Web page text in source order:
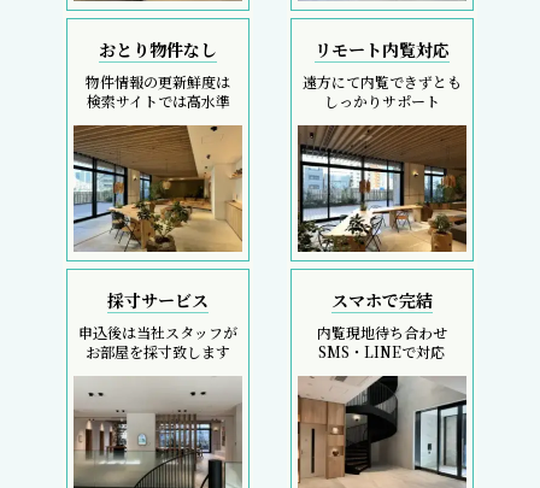
おとり物件なし
物件情報の更新鮮度は
検索サイトでは高水準
リモート内覧対応
遠方にて内覧できずとも
しっかりサポート
採寸サービス
申込後は当社スタッフが
お部屋を採寸致します
スマホで完結
内覧現地待ち合わせ
SMS・LINEで対応